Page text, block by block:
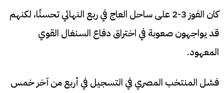
كان الفوز 3-2 على ساحل العاج في ربع النهائي تحسنًا، لكنهم
قد يواجهون صعوبة في اختراق دفاع السنغال القوي
المعهود.
فشل المنتخب المصري في التسجيل في أربع من آخر خمس